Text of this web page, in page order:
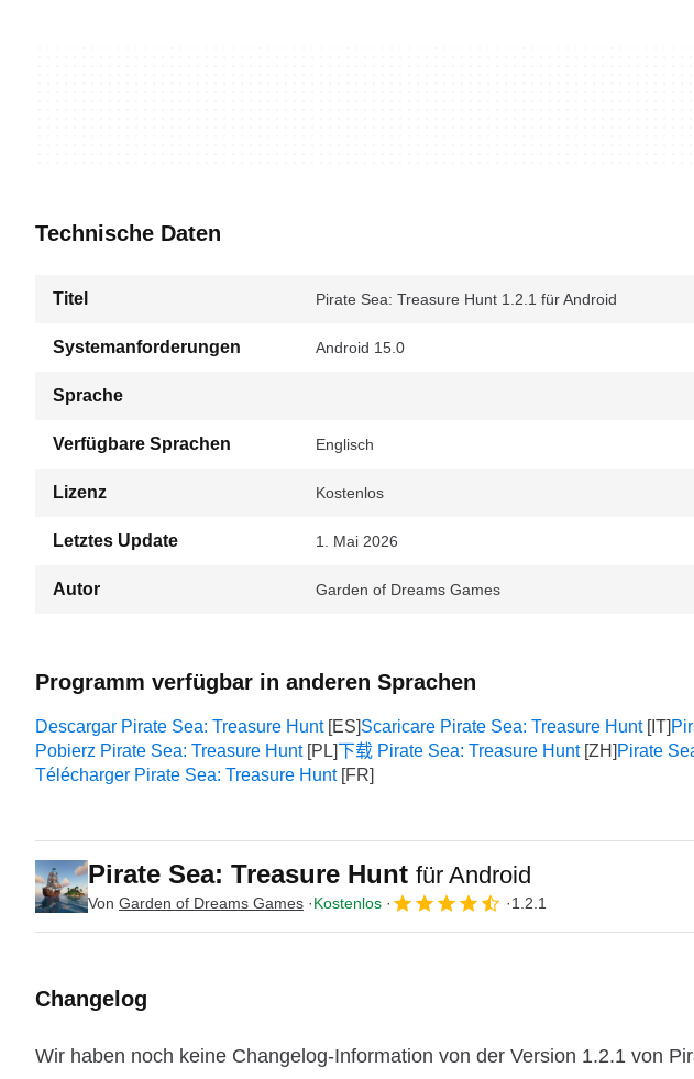
Technische Daten
Titel Pirate Sea: Treasure Hunt 1.2.1 für Android
Systemanforderungen Android 15.0
Sprache
Verfügbare Sprachen Englisch
Lizenz Kostenlos
Letztes Update 1. Mai 2026
Autor Garden of Dreams Games
Programm verfügbar in anderen Sprachen
Descargar Pirate Sea: Treasure Hunt Scaricare Pirate Sea: Treasure Hunt
Pobierz Pirate Sea: Treasure Hunt
下载 Pirate Sea: Treasure Hunt
Pirate
Télécharger Pirate Sea: Treasure Hunt
Pirate Sea: Treasure Hunt für Android
Von Garden of Dreams Games Kostenlos 1.2.1
Changelog
Wir haben noch keine Changelog-Information von der Version 1.2.1 von